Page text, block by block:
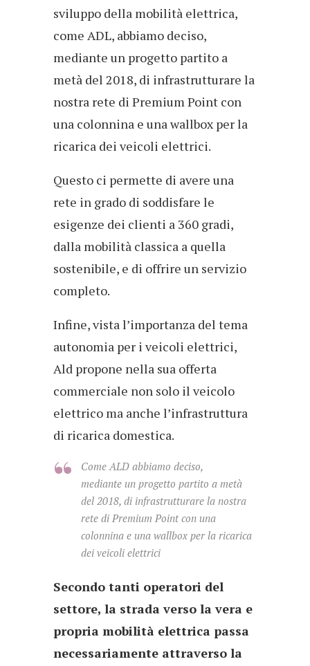
sviluppo della mobilità elettrica,
come ADL, abbiamo deciso,
mediante un progetto partito a
metà del 2018, di infrastrutturare la
nostra rete di Premium Point con
una colonnina e una wallbox per la
ricarica dei veicoli elettrici.
Questo ci permette di avere una
rete in grado di soddisfare le
esigenze dei clienti a 360 gradi,
dalla mobilità classica a quella
sostenibile, e di offrire un servizio
completo.
Infine, vista l’importanza del tema
autonomia per i veicoli elettrici,
Ald propone nella sua offerta
commerciale non solo il veicolo
elettrico ma anche l’infrastruttura
di ricarica domestica.
Come ALD abbiamo deciso,
mediante un progetto partito a metà
del 2018, di infrastrutturare la nostra
rete di Premium Point con una
colonnina e una wallbox per la ricarica
dei veicoli elettrici
Secondo tanti operatori del
settore, la strada verso la vera e
propria mobilità elettrica passa
necessariamente attraverso la